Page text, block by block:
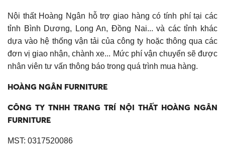
Nội thất Hoàng Ngân hỗ trợ giao hàng có tính phí tại các
tỉnh Bình Dương, Long An, Đồng Nai... và các tỉnh khác
dựa vào hệ thống vận tải của công ty hoặc thông qua các
đơn vị giao nhận, chành xe... Mức phí vận chuyển sẽ được
nhân viên tư vấn thông báo trong quá trình mua hàng.
HOÀNG NGÂN FURNITURE
CÔNG TY TNHH TRANG TRÍ NỘI THẤT HOÀNG NGÂN
FURNITURE
MST: 0317520086